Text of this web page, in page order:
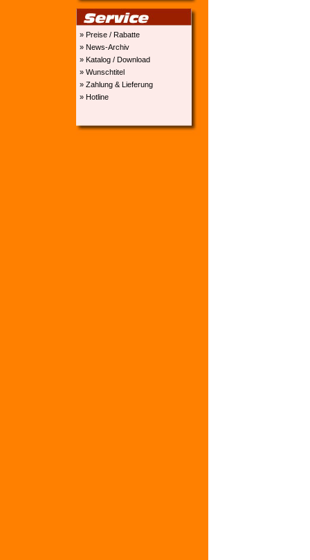
» Preise / Rabatte
» News-Archiv
» Katalog / Download
» Wunschtitel
» Zahlung & Lieferung
» Hotline